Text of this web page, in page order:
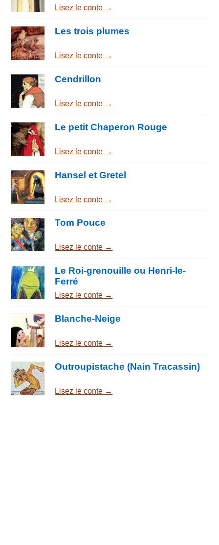
Lisez le conte →
Les trois plumes
Lisez le conte →
Cendrillon
Lisez le conte →
Le petit Chaperon Rouge
Lisez le conte →
Hansel et Gretel
Lisez le conte →
Tom Pouce
Lisez le conte →
Le Roi-grenouille ou Henri-le-
Ferré
Lisez le conte →
Blanche-Neige
Lisez le conte →
Outroupistache (Nain Tracassin)
Lisez le conte →